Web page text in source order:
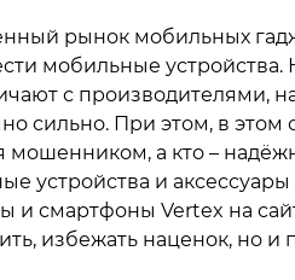
рынок мобильных
мобильные устройства.
с производителями,
сильно. При этом, в
мошенником, а кто –
устройства и
и смартфоны Vertex на
избежать наценок, но